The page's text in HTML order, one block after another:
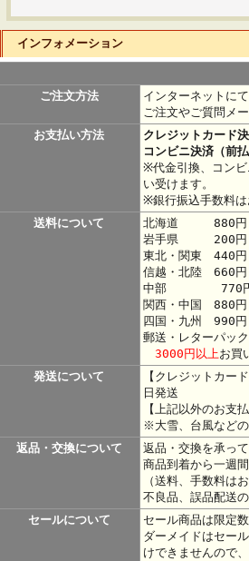
インフォメーション
ご注文方法
インターネットに
ご注文やご質問メ
お支払い方法
クレジットカード
コンビニ決済（前
※代金引換、コン
い受けます。
※銀行振込手数料は
送料について
北海道 880円
岩手県 200円
東北・関東 440
信越・北陸 660円
中部 770
関西・中国 880円
四国・九州 990円
郵送・レターパッ
3000円以上お買
発送について
【クレジットカー
日発送
【上記以外のお支
※大雪、台風など
返品・交換について
返品・交換を承っ
商品到着から一週
（送料、手数料は
不良品、誤品配送
セールについて
セール商品は限定
ダーメイドはセー
けできませんので